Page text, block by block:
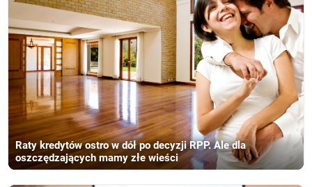
Raty kredytów ostro w dół po decyzji RPP. Ale dla
oszczędzających mamy złe wieści